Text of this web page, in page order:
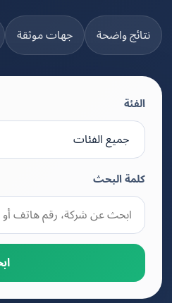
واضحة جهات موثقة
كلمة البحث
ابحث